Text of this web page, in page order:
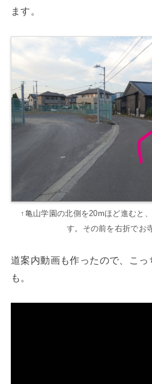
ます。
↑亀山学園の北側を20mほど進むと
す。その前を右折でお
道案内動画も作ったので、こ
も。